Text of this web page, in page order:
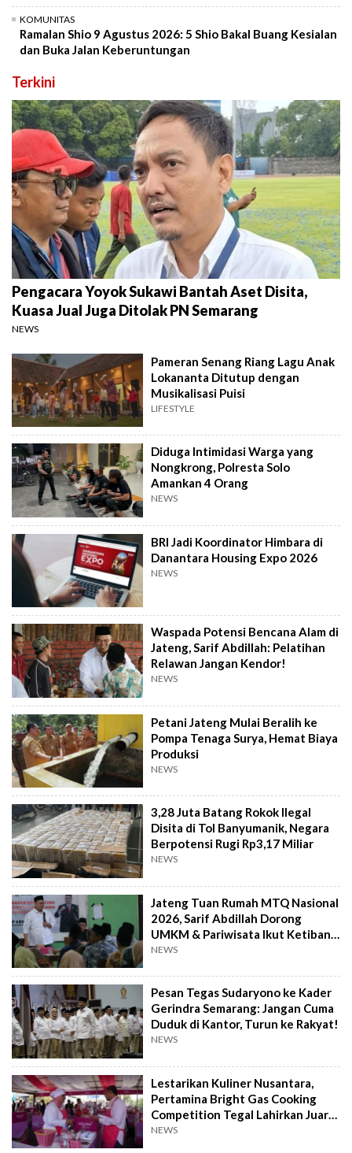
KOMUNITAS
Ramalan Shio 9 Agustus 2026: 5 Shio Bakal Buang Kesialan
dan Buka Jalan Keberuntungan
Terkini
Pengacara Yoyok Sukawi Bantah Aset Disita,
Kuasa Jual Juga Ditolak PN Semarang
NEWS
Pameran Senang Riang Lagu Anak
Lokananta Ditutup dengan
Musikalisasi Puisi
LIFESTYLE
Diduga Intimidasi Warga yang
Nongkrong, Polresta Solo
Amankan 4 Orang
NEWS
BRI Jadi Koordinator Himbara di
Danantara Housing Expo 2026
NEWS
Waspada Potensi Bencana Alam di
Jateng, Sarif Abdillah: Pelatihan
Relawan Jangan Kendor!
NEWS
Petani Jateng Mulai Beralih ke
Pompa Tenaga Surya, Hemat Biaya
Produksi
NEWS
3,28 Juta Batang Rokok Ilegal
Disita di Tol Banyumanik, Negara
Berpotensi Rugi Rp3,17 Miliar
NEWS
Jateng Tuan Rumah MTQ Nasional
2026, Sarif Abdillah Dorong
UMKM & Pariwisata Ikut Ketiban
Berkah
NEWS
Pesan Tegas Sudaryono ke Kader
Gerindra Semarang: Jangan Cuma
Duduk di Kantor, Turun ke Rakyat!
NEWS
Lestarikan Kuliner Nusantara,
Pertamina Bright Gas Cooking
Competition Tegal Lahirkan Juara
Baru
NEWS